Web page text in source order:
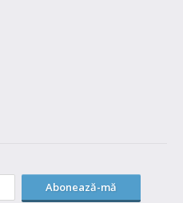
Abonează-mă